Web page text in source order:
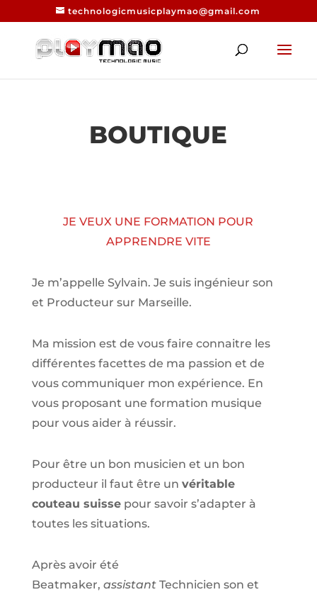
technologicmusicplaymao@gmail.com
BOUTIQUE
JE VEUX UNE FORMATION POUR
APPRENDRE VITE
Je m’appelle Sylvain. Je suis ingénieur son
et Producteur sur Marseille.
Ma mission est de vous faire connaitre les
différentes facettes de ma passion et de
vous communiquer mon expérience. En
vous proposant une formation musique
pour vous aider à réussir.
Pour être un bon musicien et un bon
producteur il faut être un véritable
couteau suissepour savoir s’adapter à
toutes les situations.
Après avoir été
Beatmaker, assistant Technicien son et